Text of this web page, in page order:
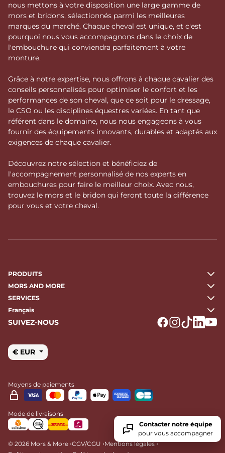
nous mettons à votre disposition une large gamme de
mors et bridons, sélectionnés parmi les meilleures
marques du marché. Chaque cheval est unique, et c'est
pourquoi nous vous accompagnons dans le choix de
l'embouchure qui conviendra parfaitement à votre
monture.
Grâce à notre expertise, nous offrons à chaque cavalier des
conseils personnalisés pour optimiser le confort et les
performances de son cheval, que ce soit pour le dressage,
le CSO ou les disciplines équestres variées. En tant que
référent dans le domaine, nous nous engageons à vous
fournir des équipements innovants, durables et adaptés aux
exigences de chaque cavalier.
Découvrez notre sélection et bénéficiez de
l'accompagnement personnalisé de nos experts en
embouchures pour faire le meilleur choix. Avec nous,
trouvez le mors et le bridon qui feront toute la différence
pour vous et votre cheval.
PRODUITS
MORS AND MORE
SERVICES
Français
SUIVEZ-NOUS
€ EUR
Moyens de paiements
Mode de livraisons
© 2026 Mors & More •CGV/CGU •Mentions légales•
Contacter notre équipe
pour vous accompagner